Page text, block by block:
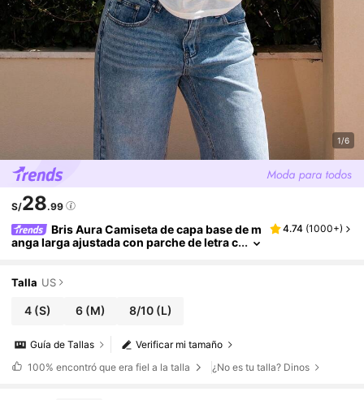
1/6
S/28.99
Bris Aura Camiseta de capa base de m
anga larga ajustada con parche de letra c
4.74 (1000+)
Talla US
4 (S) 6 (M) 8/10(L)
Verificar mi tamaño
Guía de Tallas
100% encontró que era fiel a la talla ¿No es tu talla? Dinos